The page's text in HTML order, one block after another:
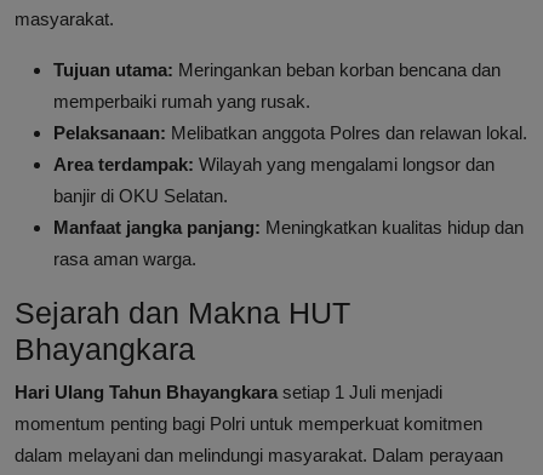
masyarakat.
Tujuan utama: Meringankan beban korban bencana dan
memperbaiki rumah yang rusak.
Pelaksanaan: Melibatkan anggota Polres dan relawan lokal.
Area terdampak: Wilayah yang mengalami longsor dan
banjir di OKU Selatan.
Manfaat jangka panjang: Meningkatkan kualitas hidup dan
rasa aman warga.
Sejarah dan Makna HUT
Bhayangkara
Hari Ulang Tahun Bhayangkara setiap 1 Juli menjadi
momentum penting bagi Polri untuk memperkuat komitmen
dalam melayani dan melindungi masyarakat. Dalam perayaan